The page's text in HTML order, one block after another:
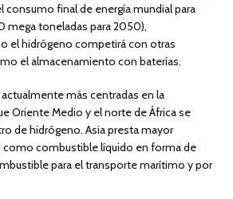
consumo final de energía mundial para
mega toneladas para 2050),
el hidrógeno competirá con otras
el almacenamiento con baterías.
actualmente más centradas en la
Oriente Medio y el norte de África se
de hidrógeno. Asia presta mayor
como combustible líquido en forma de
para el transporte marítimo y por